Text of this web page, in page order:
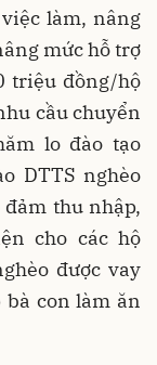
làm, nâng
mức hỗ trợ
triệu đồng/hộ
cầu chuyển
lo đào tạo
DTTS nghèo
thu nhập,
cho các hộ
được vay
con làm ăn